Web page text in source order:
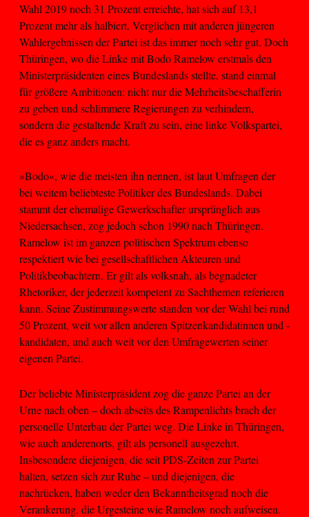
Wahl 2019 noch 31 Prozent erreichte, hat sich auf 13,1
Prozent mehr als halbiert. Verglichen mit anderen jüngeren
Wahlergebnissen der Partei ist das immer noch sehr gut. Doch
Thüringen, wo die Linke mit Bodo Ramelow erstmals den
Ministerpräsidenten eines Bundeslands stellte, stand einmal
für größere Ambitionen: nicht nur die Mehrheitsbeschafferin
zu geben und schlimmere Regierungen zu verhindern,
sondern die gestaltende Kraft zu sein, eine linke Volkspartei,
die es ganz anders macht.
»Bodo«, wie die meisten ihn nennen, ist laut Umfragen der
bei weitem beliebteste Politiker des Bundeslands. Dabei
stammt der ehemalige Gewerkschafter ursprünglich aus
Niedersachsen, zog jedoch schon 1990 nach Thüringen.
Ramelow ist im ganzen politischen Spektrum ebenso
respektiert wie bei gesellschaftlichen Akteuren und
Politikbeobachtern. Er gilt als volksnah, als begnadeter
Rhetoriker, der jederzeit kompetent zu Sachthemen referieren
kann. Seine Zustimmungswerte standen vor der Wahl bei rund
50 Prozent, weit vor allen anderen Spitzenkandidatinnen und -
kandidaten, und auch weit vor den Umfragewerten seiner
eigenen Partei.
Der beliebte Ministerpräsident zog die ganze Partei an der
Urne nach oben – doch abseits des Rampenlichts brach der
personelle Unterbau der Partei weg. Die Linke in Thüringen,
wie auch anderenorts, gilt als personell ausgezehrt.
Insbesondere diejenigen, die seit PDS-Zeiten zur Partei
halten, setzen sich zur Ruhe – und diejenigen, die
nachrücken, haben weder den Bekanntheitsgrad noch die
Verankerung, die Urgesteine wie Ramelow noch aufweisen.